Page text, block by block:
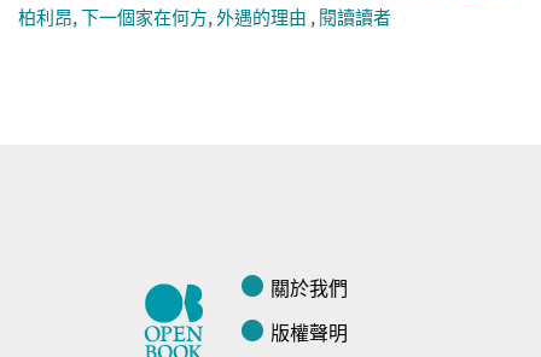
柏利昂,下一個家在何方,外遇的理由 ​ , 閱讀讀者
關於我們
版權聲明